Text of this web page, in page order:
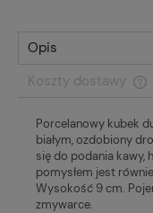
Opis
Koszty dostawy
Cena nie zawiera
Porcelanowy kubek
białym, ozdobiony
się do podania kawy,
pomysłem jest
Wysokość 9 cm.
zmywarce.